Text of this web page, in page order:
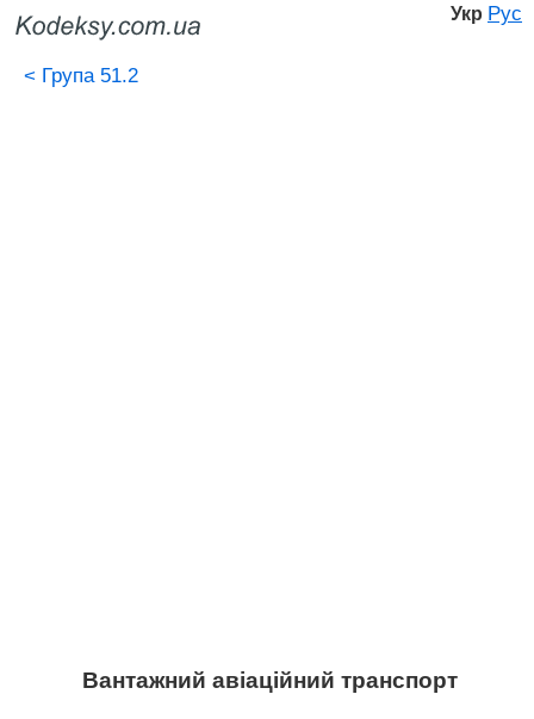
Укр Рус
< Група 51.2
Вантажний авіаційний транспорт